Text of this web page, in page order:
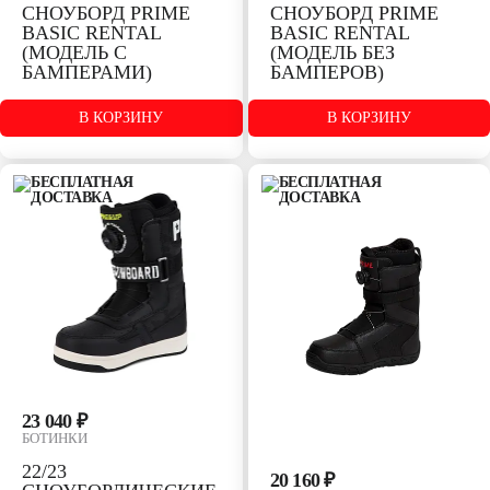
СНОУБОРД PRIME
BASIC RENTAL
(МОДЕЛЬ C
БАМПЕРАМИ)
В КОРЗИНУ
РАЗМЕР:
145 160 170W
СНОУБОРД PRIME
BASIC RENTAL
(МОДЕЛЬ БЕЗ
БАМПЕРОВ)
В КОРЗИНУ
РАЗМЕР:
155 160 165W
23 040 ₽
БОТИНКИ
22/23
20 160 ₽